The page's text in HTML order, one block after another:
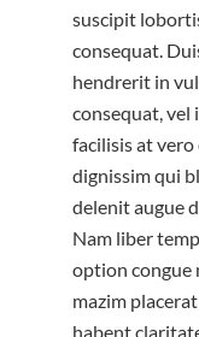
suscipit
consequat.
hendrerit in
consequat, vel
facilisis at
dignissim qui
delenit augue
Nam liber
option congue
mazim
habent